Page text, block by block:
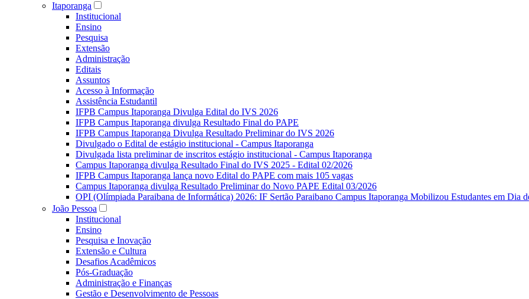
Itaporanga
Institucional
Ensino
Pesquisa
Extensão
Administração
Editais
Assuntos
Acesso à Informação
Assistência Estudantil
IFPB Campus Itaporanga Divulga Edital do IVS 2026
IFPB Campus Itaporanga divulga Resultado Final do PAPE
IFPB Campus Itaporanga Divulga Resultado Preliminar do IVS 2026
Divulgado o Edital de estágio institucional - Campus Itaporanga
Divulgada lista preliminar de inscritos estágio institucional - Campus Itaporanga
Campus Itaporanga divulga Resultado Final do IVS 2025 - Edital 02/2026
IFPB Campus Itaporanga lança novo Edital do PAPE com mais 105 vagas
Campus Itaporanga divulga Resultado Preliminar do Novo PAPE Edital 03/2026
OPI (Olímpiada Paraibana de Informática) 2026: IF Sertão Paraibano Campus Itaporanga Mobilizou Estudantes em Dia
João Pessoa
Institucional
Ensino
Pesquisa e Inovação
Extensão e Cultura
Desafios Acadêmicos
Pós-Graduação
Administração e Finanças
Gestão e Desenvolvimento de Pessoas